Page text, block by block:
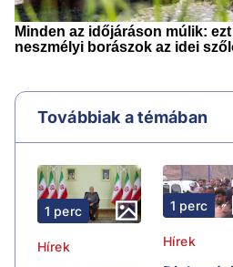
Továbbiak a témában
1 perc
Hírek
1 perc
Hírek